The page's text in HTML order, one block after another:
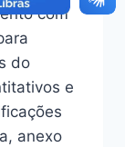
com
do
e
anexo